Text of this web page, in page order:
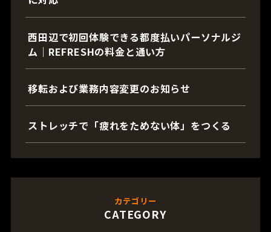
西田辺で初回体験できる都度払いパーソナルジ
ム｜REFRESHの料金と通い方
移転および業務内容変更のお知らせ
ストレッチで「疲れをためない体」をつくる
カテゴリー
CATEGORY